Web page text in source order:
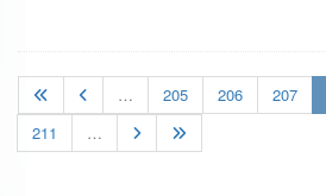
… 205 206 207
211
…